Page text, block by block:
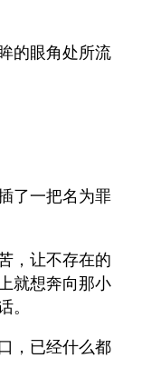
的眼角处所流
了一把名为罪
，让不存在的
就想奔向那小
，已经什么都